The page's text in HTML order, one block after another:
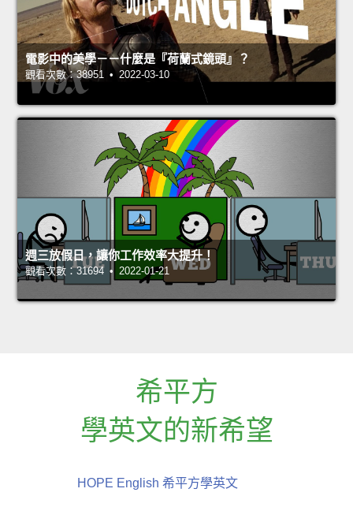
電影中的美學－－什麼是『荷蘭式鏡頭』？
觀看次數：38951 • 2022-03-10
週三放假日，讓你工作效率大提升！
觀看次數：31694 • 2022-01-21
希平方
學英文的新希望
HOPE English 希平方學英文